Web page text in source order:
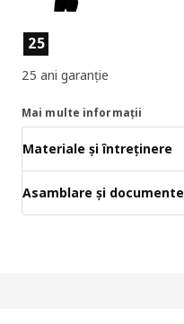
Caracteristicile produselor
25
25 ani garanție
Mai multe informații
Materiale și întreținere
Asamblare și documente